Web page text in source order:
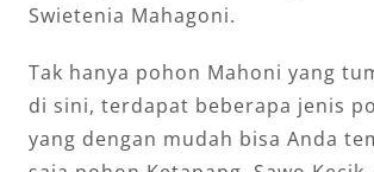
Swietenia Mahagoni.
Tak hanya pohon Mahoni yang
di sini, terdapat beberapa jenis
yang dengan mudah bisa Anda